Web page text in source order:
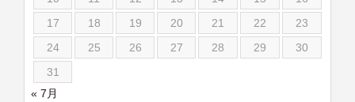
17
18 19 20 21 22
23
24
25 26 27 28 29
30
31
« 7月